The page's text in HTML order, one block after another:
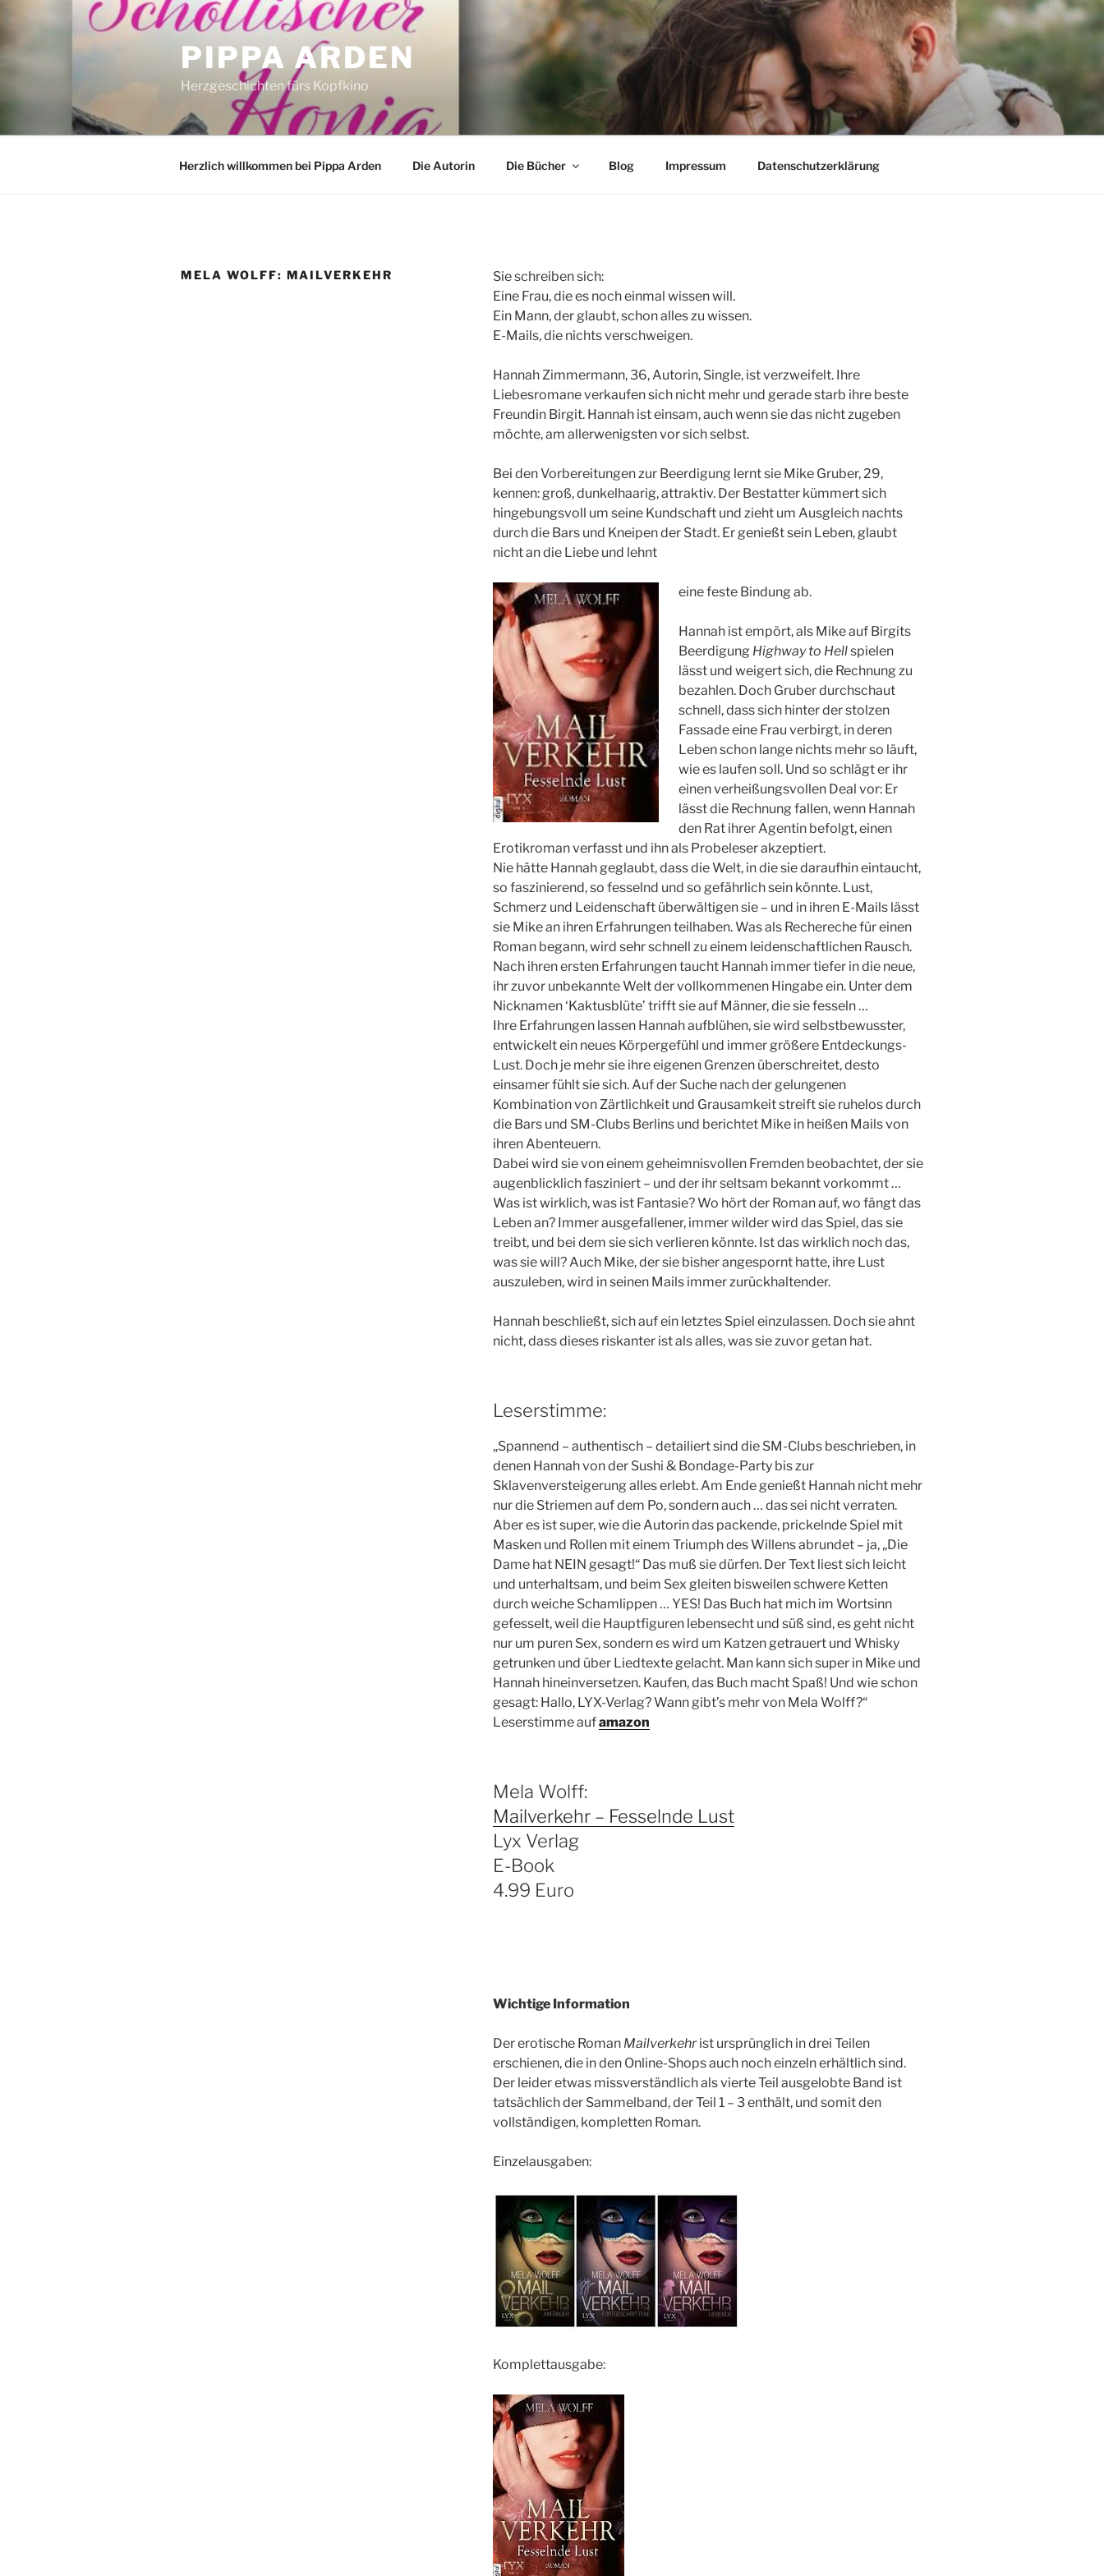
springen
PIPPA ARDEN
Herzgeschichten fürs Kopfkino
Herzlich willkommen bei Pippa Arden Die Autorin Die Bücher Blog Impressum Datenschutzerklärung
MELA WOLFF: MAILVERKEHR
Sie schreiben sich:
Eine Frau, die es noch einmal wissen will.
Ein Mann, der glaubt, schon alles zu wissen.
E-Mails, die nichts verschweigen.
Hannah Zimmermann, 36, Autorin, Single, ist verzweifelt. Ihre
Liebesromane verkaufen sich nicht mehr und gerade starb ihre beste
Freundin Birgit. Hannah ist einsam, auch wenn sie das nicht zugeben
möchte, am allerwenigsten vor sich selbst.
Bei den Vorbereitungen zur Beerdigung lernt sie Mike Gruber, 29,
kennen: groß, dunkelhaarig, attraktiv. Der Bestatter kümmert sich
hingebungsvoll um seine Kundschaft und zieht um Ausgleich nachts
durch die Bars und Kneipen der Stadt. Er genießt sein Leben, glaubt
nicht an die Liebe und lehnt
eine feste Bindung ab.
Hannah ist empört, als Mike auf Birgits
Beerdigung Highway to Hellspielen
lässt und weigert sich, die Rechnung zu
bezahlen. Doch Gruber durchschaut
schnell, dass sich hinter der stolzen
Fassade eine Frau verbirgt, in deren
Leben schon lange nichts mehr so läuft,
wie es laufen soll. Und so schlägt er ihr
einen verheißungsvollen Deal vor: Er
lässt die Rechnung fallen, wenn Hannah
den Rat ihrer Agentin befolgt, einen
Erotikroman verfasst und ihn als Probeleser akzeptiert.
Nie hätte Hannah geglaubt, dass die Welt, in die sie daraufhin eintaucht,
so faszinierend, so fesselnd und so gefährlich sein könnte. Lust,
Schmerz und Leidenschaft überwältigen sie – und in ihren E-Mails lässt
sie Mike an ihren Erfahrungen teilhaben. Was als Rechereche für einen
Roman begann, wird sehr schnell zu einem leidenschaftlichen Rausch.
Nach ihren ersten Erfahrungen taucht Hannah immer tiefer in die neue,
ihr zuvor unbekannte Welt der vollkommenen Hingabe ein. Unter dem
Nicknamen ‘Kaktusblüte’ trifft sie auf Männer, die sie fesseln …
Ihre Erfahrungen lassen Hannah aufblühen, sie wird selbstbewusster,
entwickelt ein neues Körpergefühl und immer größere Entdeckungs-
Lust. Doch je mehr sie ihre eigenen Grenzen überschreitet, desto
einsamer fühlt sie sich. Auf der Suche nach der gelungenen
Kombination von Zärtlichkeit und Grausamkeit streift sie ruhelos durch
die Bars und SM-Clubs Berlins und berichtet Mike in heißen Mails von
ihren Abenteuern.
Dabei wird sie von einem geheimnisvollen Fremden beobachtet, der sie
augenblicklich fasziniert – und der ihr seltsam bekannt vorkommt …
Was ist wirklich, was ist Fantasie? Wo hört der Roman auf, wo fängt das
Leben an? Immer ausgefallener, immer wilder wird das Spiel, das sie
treibt, und bei dem sie sich verlieren könnte. Ist das wirklich noch das,
was sie will? Auch Mike, der sie bisher angespornt hatte, ihre Lust
auszuleben, wird in seinen Mails immer zurückhaltender.
Hannah beschließt, sich auf ein letztes Spiel einzulassen. Doch sie ahnt
nicht, dass dieses riskanter ist als alles, was sie zuvor getan hat.
Leserstimme:
„Spannend – authentisch – detailiert sind die SM-Clubs beschrieben, in
denen Hannah von der Sushi & Bondage-Party bis zur
Sklavenversteigerung alles erlebt. Am Ende genießt Hannah nicht mehr
nur die Striemen auf dem Po, sondern auch … das sei nicht verraten.
Aber es ist super, wie die Autorin das packende, prickelnde Spiel mit
Masken und Rollen mit einem Triumph des Willens abrundet – ja, „Die
Dame hat NEIN gesagt!“ Das muß sie dürfen. Der Text liest sich leicht
und unterhaltsam, und beim Sex gleiten bisweilen schwere Ketten
durch weiche Schamlippen … YES! Das Buch hat mich im Wortsinn
gefesselt, weil die Hauptfiguren lebensecht und süß sind, es geht nicht
nur um puren Sex, sondern es wird um Katzen getrauert und Whisky
getrunken und über Liedtexte gelacht. Man kann sich super in Mike und
Hannah hineinversetzen. Kaufen, das Buch macht Spaß! Und wie schon
gesagt: Hallo, LYX-Verlag? Wann gibt’s mehr von Mela Wolff?“
Leserstimme aufamazon
Mela Wolff:
Mailverkehr – Fesselnde Lust
Lyx Verlag
E-Book
4.99 Euro
Wichtige Information
Der erotische Roman Mailverkehrist ursprünglich in drei Teilen
erschienen, die in den Online-Shops auch noch einzeln erhältlich sind.
Der leider etwas missverständlich als vierte Teil ausgelobte Band ist
tatsächlich der Sammelband, der Teil 1 – 3 enthält, und somit den
vollständigen, kompletten Roman.
Einzelausgaben:
Komplettausgabe: